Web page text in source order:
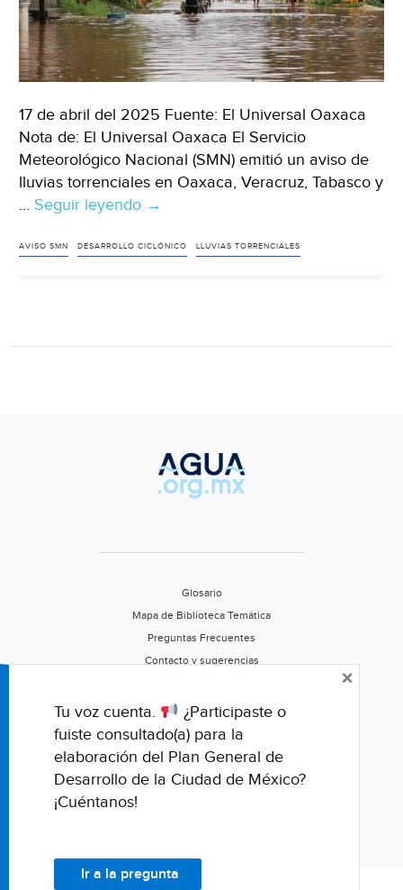
17 de abril del 2025 Fuente: El Universal Oaxaca
Nota de: El Universal Oaxaca El Servicio
Meteorológico Nacional (SMN) emitió un aviso de
lluvias torrenciales en Oaxaca, Veracruz, Tabasco y
… Seguir leyendo México
SMN
posible
formación
Universal
Oaxaca)
→
AVISO SMN DESARROLLO CICLÓNICO LLUVIAS TORRENCIALES
Glosario
Mapa de Biblioteca Temática
Preguntas Frecuentes
Contacto y sugerencias
Califica este portal
Tu voz cuenta.
¿Participaste o
fuiste consultado(a) para la
elaboración del Plan General de
Desarrollo de la Ciudad de México?
¡Cuéntanos!
Ir a la pregunta
×